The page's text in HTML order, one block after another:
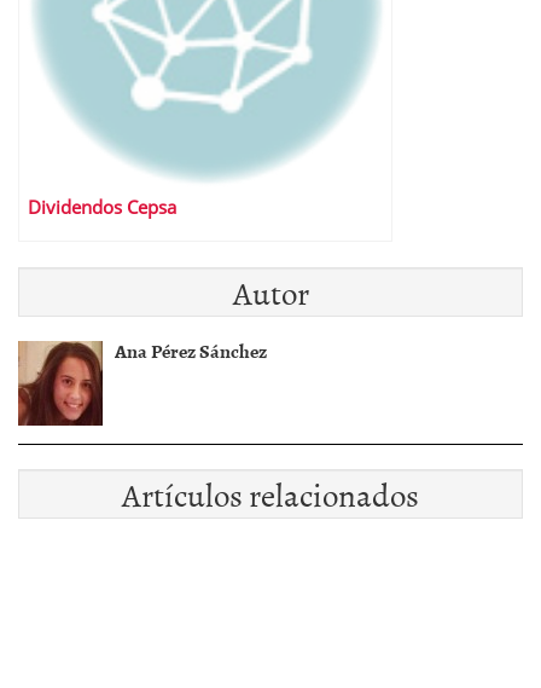
Dividendos Cepsa
Autor
Ana Pérez Sánchez
Artículos relacionados